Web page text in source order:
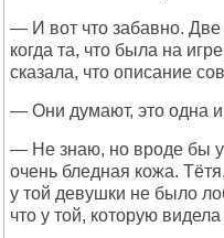
— И вот что забавно. Две
когда та, что была на
сказала, что описание
— Они думают, это одна
— Не знаю, но вроде бы
очень бледная кожа.
у той девушки не было
что у той, которую